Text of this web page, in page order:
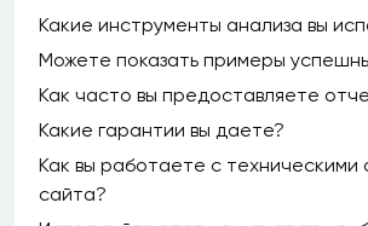
Какие инструменты анализа вы
Можете показать примеры
Как часто вы предоставляете
Какие гарантии вы даете?
Как вы работаете с техническими
сайта?